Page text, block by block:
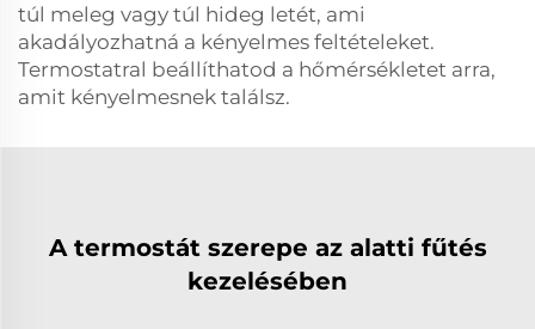
túl meleg vagy túl hideg letét, ami
akadályozhatná a kényelmes feltételeket.
Termostatral beállíthatod a hőmérsékletet arra,
amit kényelmesnek találsz.
A termostát szerepe az alatti fűtés
kezelésében